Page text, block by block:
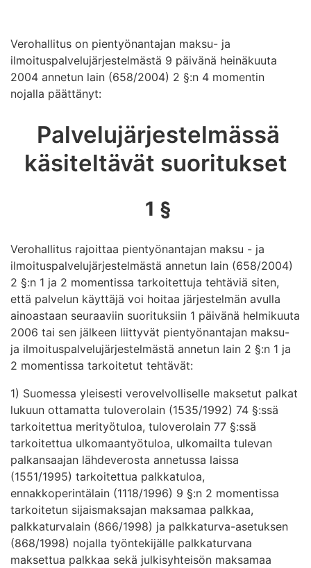
Verohallitus on pientyönantajan maksu- ja
ilmoituspalvelujärjestelmästä 9 päivänä heinäkuuta
2004 annetun lain (658/2004) 2 §:n 4 momentin
nojalla päättänyt:
Palvelujärjestelmässä
käsiteltävät suoritukset
1 §
Verohallitus rajoittaa pientyönantajan maksu - ja
ilmoituspalvelujärjestelmästä annetun lain (658/2004)
2 §:n 1 ja 2 momentissa tarkoitettuja tehtäviä siten,
että palvelun käyttäjä voi hoitaa järjestelmän avulla
ainoastaan seuraaviin suorituksiin 1 päivänä helmikuuta
2006 tai sen jälkeen liittyvät pientyönantajan maksu-
ja ilmoituspalvelujärjestelmästä annetun lain 2 §:n 1 ja
2 momentissa tarkoitetut tehtävät:
1) Suomessa yleisesti verovelvolliselle maksetut palkat
lukuun ottamatta tuloverolain (1535/1992) 74 §:ssä
tarkoitettua merityötuloa, tuloverolain 77 §:ssä
tarkoitettua ulkomaantyötuloa, ulkomailta tulevan
palkansaajan lähdeverosta annetussa laissa
(1551/1995) tarkoitettua palkkatuloa,
ennakkoperintälain (1118/1996) 9 §:n 2 momentissa
tarkoitetun sijaismaksajan maksamaa palkkaa,
palkkaturvalain (866/1998) ja palkkaturva-asetuksen
(868/1998) nojalla työntekijälle palkkaturvana
maksettua palkkaa sekä julkisyhteisön maksamaa